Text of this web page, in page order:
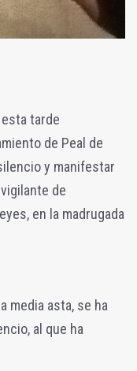
tarde
de Peal de
y manifestar
de
en la madrugada
media asta, se ha
al que ha